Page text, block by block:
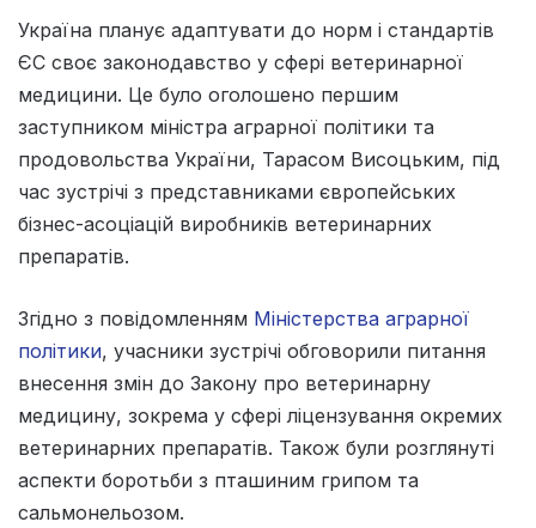
Україна планує адаптувати до норм і стандартів
ЄС своє законодавство у сфері ветеринарної
медицини. Це було оголошено першим
заступником міністра аграрної політики та
продовольства України, Тарасом Висоцьким, під
час зустрічі з представниками європейських
бізнес-асоціацій виробників ветеринарних
препаратів.
Згідно з повідомленням Міністерства аграрної
політики, учасники зустрічі обговорили питання
внесення змін до Закону про ветеринарну
медицину, зокрема у сфері ліцензування окремих
ветеринарних препаратів. Також були розглянуті
аспекти боротьби з пташиним грипом та
сальмонельозом.